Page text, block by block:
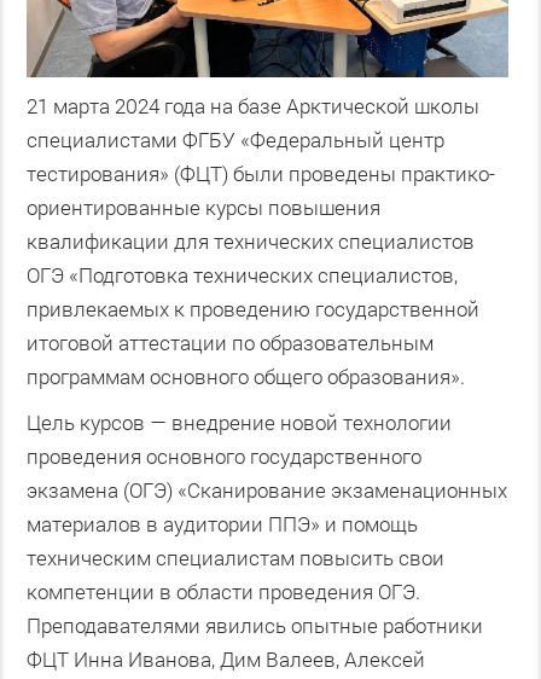
21 марта 2024 года на базе Арктической школы
специалистами ФГБУ «Федеральный центр
тестирования» (ФЦТ) были проведены практико-
ориентированные курсы повышения
квалификации для технических специалистов
ОГЭ «Подготовка технических специалистов,
привлекаемых к проведению государственной
итоговой аттестации по образовательным
программам основного общего образования».
Цель курсов — внедрение новой технологии
проведения основного государственного
экзамена (ОГЭ) «Сканирование экзаменационных
материалов в аудитории ППЭ» и помощь
техническим специалистам повысить свои
компетенции в области проведения ОГЭ.
Преподавателями явились опытные работники
ФЦТ Инна Иванова, Дим Валеев, Алексей